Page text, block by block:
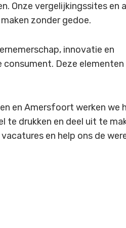
Onze vergelijkingssites en
zonder gedoe.
innovatie en
Deze elementen
en Amersfoort werken we
te drukken en deel uit te
en help ons de